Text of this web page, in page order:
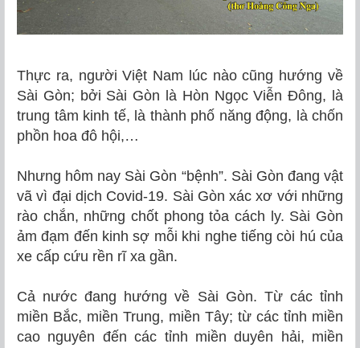
Thực ra, người Việt Nam lúc nào cũng hướng về
Sài Gòn; bởi Sài Gòn là Hòn Ngọc Viễn Đông, là
trung tâm kinh tế, là thành phố năng động, là chốn
phồn hoa đô hội,…
Nhưng hôm nay Sài Gòn “bệnh”. Sài Gòn đang vật
vã vì đại dịch Covid-19. Sài Gòn xác xơ với những
rào chắn, những chốt phong tỏa cách ly. Sài Gòn
ảm đạm đến kinh sợ mỗi khi nghe tiếng còi hú của
xe cấp cứu rền rĩ xa gần.
Cả nước đang hướng về Sài Gòn. Từ các tỉnh
miền Bắc, miền Trung, miền Tây; từ các tỉnh miền
cao nguyên đến các tỉnh miền duyên hải, miền